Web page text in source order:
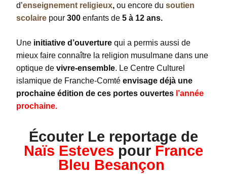
d’enseignement religieux, ou encore du soutien
scolaire pour 300 enfants de 5 à 12 ans.
Une initiative d’ouverture qui a permis aussi de
mieux faire connaître la religion musulmane dans une
optique de vivre-ensemble. Le Centre Culturel
islamique de Franche-Comté envisage déjà une
prochaine édition de ces portes ouvertes l’année
prochaine.
Écouter Le reportage de
Naïs Esteves pour France
Bleu Besançon